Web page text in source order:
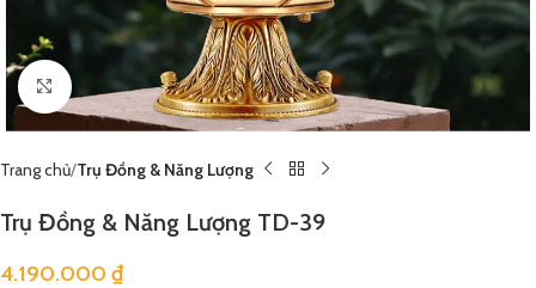
Click to enlarge
Trang chủ Trụ Đồng & Năng Lượng
Trụ Đồng & Năng Lượng TD-39
4.190.000 ₫